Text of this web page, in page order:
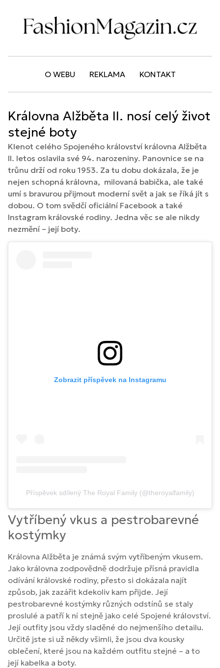
O WEBU REKLAMA KONTAKT
Královna Alžběta II. nosí celý život
stejné boty
Klenot celého Spojeného království královna Alžběta
II. letos oslavila své 94. narozeniny. Panovnice se na
trůnu drží od roku 1953. Za tu dobu dokázala, že je
nejen schopná královna, milovaná babička, ale také
umí s bravurou přijmout moderní svět a jak se říká jít s
dobou. O tom svědčí oficiální Facebook a také
Instagram královské rodiny. Jedna věc se ale nikdy
nezmění – její boty.
Zobrazit příspěvek na Instagramu
Příspěvek sdílený The Royal Family (@theroyalfamily)
Vytříbený vkus a pestrobarevné
kostýmky
Královna Alžběta je známá svým vytříbeným vkusem.
Jako královna zodpovědně dodržuje přísná pravidla
odívání královské rodiny, přesto si dokázala najít
způsob, jak zazářit kdekoliv kam přijde. Její
pestrobarevné kostýmky různých odstínů se staly
proslulé a patří k ní stejně jako celé Spojené království.
Její outfity jsou vždy sladěné do nejmenšího detailu.
Určitě jste si už někdy všimli, že jsou dva kousky
oblečení, které jsou na každém outfitu stejné – a to
její kabelka a boty.